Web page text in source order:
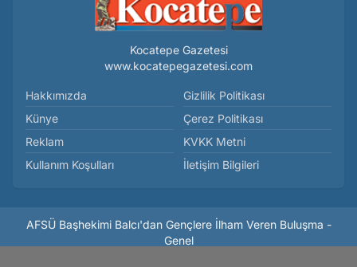
Kocatepe Gazetesi
www.kocatepegazetesi.com
Hakkımızda
Künye
Reklam
Kullanım Koşulları
Gizlilik Politikası
Çerez Politikası
KVKK Metni
İletişim Bilgileri
AFSÜ Başhekimi Balcı'dan Gençlere İlham Veren Buluşma -
Genel